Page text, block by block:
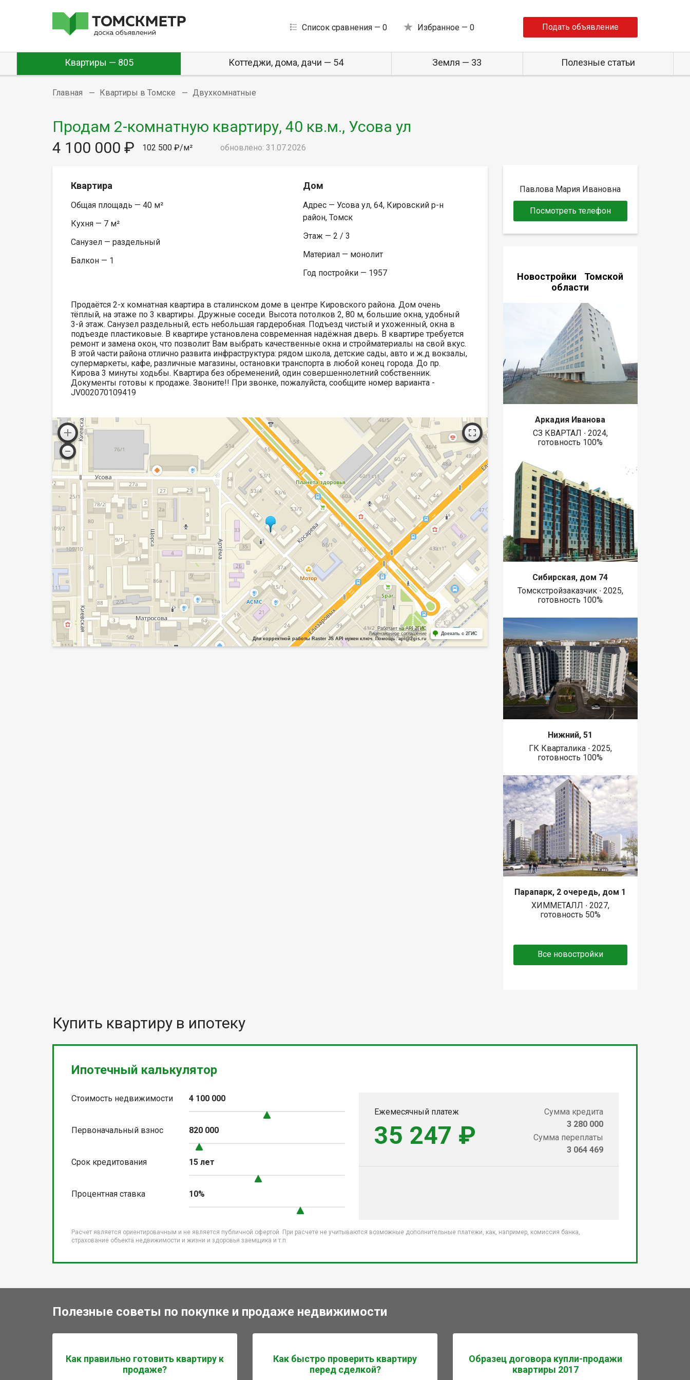
Список сравнения — 0 Избранное — 0 Подать объявление
Квартиры — 805 Коттеджи, дома, дачи — 54 Земля — 33 Полезные статьи
Главная Квартиры в Томске Двухкомнатные
Продам 2-комнатную квартиру, 40 кв.м., Усова ул
4 100 000 ₽
102 500 ₽/м² обновлено: 31.07.2026
Квартира
Общая площадь — 40 м²
Кухня — 7 м²
Санузел — раздельный
Балкон — 1
Дом
Адрес — Усова ул, 64, Кировский р-н
район, Томск
Этаж — 2 / 3
Материал — монолит
Год постройки — 1957
Продаётся 2-х комнатная квартира в сталинском доме в центре Кировского района. Дом очень
тёплый, на этаже по 3 квартиры. Дружные соседи. Высота потолков 2, 80 м, большие окна, удобный
3-й этаж. Санузел раздельный, есть небольшая гардеробная. Подъезд чистый и ухоженный, окна в
подъезде пластиковые. В квартире установлена современная надёжная дверь. В квартире требуется
ремонт и замена окон, что позволит Вам выбрать качественные окна и стройматериалы на свой вкус.
В этой части района отлично развита инфраструктура: рядом школа, детские сады, авто и ж.д вокзалы,
супермаркеты, кафе, различные магазины, остановки транспорта в любой конец города. До пр.
Кирова 3 минуты ходьбы. Квартира без обременений, один совершеннолетний собственник.
Документы готовы к продаже. Звоните!! При звонке, пожалуйста, сообщите номер варианта -
JV002070109419
Работает на API 2ГИС
Лицензионное соглашение
Для корректной работы Raster JS API нужен ключ. Помощь: api@2gis.ru
Доехать с 2ГИС
Павлова Мария Ивановна
Посмотреть телефон
Новостройки Томской
области
Аркадия Иванова
СЗ КВАРТАЛ ∙ 2024,
готовность 100%
Сибирская, дом 74
Томскстройзаказчик ∙ 2025,
готовность 100%
Нижний, 51
ГК Кварталика ∙ 2025,
готовность 100%
Парапарк, 2 очередь, дом 1
ХИММЕТАЛЛ ∙ 2027,
готовность 50%
Все новостройки
Купить квартиру в ипотеку
Ипотечный калькулятор
Стоимость недвижимости 4 100 000
Первоначальный взнос 820 000
Срок кредитования 15 лет
Процентная ставка 10%
Ежемесячный платеж
35 247 ₽
Сумма кредита
3 280 000
Сумма переплаты
3 064 469
Расчет является ориентировачным и не является публичной офертой. При расчете не учитываются возможные дополнительные платежи, как, например, комиссия банка,
страхование объекта недвижимости и жизни и здоровья заемщика и т.п.
Полезные советы по покупке и продаже недвижимости
Как правильно готовить квартиру к
продаже?
Как быстро проверить квартиру
перед сделкой?
Образец договора купли-продажи
квартиры 2017